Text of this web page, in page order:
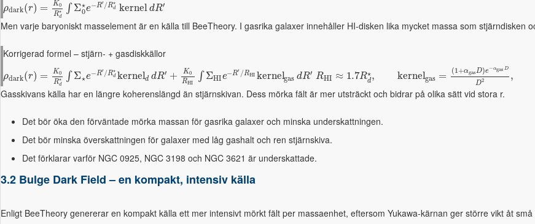
ρdark(r) = K0
R⋆
d
∫ Σ⋆
0e−R′ /R⋆
d kerneldR′
Men varje baryoniskt masselement är en källa till BeeTheory. I gasrika galaxer innehåller HI-disken lika mycket massa som stjärndisken
Korrigerad formel – stjärn- + gasdiskkällor
ρdark(r) = K0
R⋆
d
∫ Σ⋆e−R′ /R⋆
d kerneld dR′ + K0
RHI ∫ ΣHIe−R′ /RHI kernelgas dR′ RHI ≈ 1.7R⋆
d, kernelgas = (1+αgasD)e −αgas D
D2 ,
Gasskivans källa har en längre koherenslängd än stjärnskivan. Dess mörka fält är mer utsträckt och bidrar på olika sätt vid stora r.
Det bör öka den förväntade mörka massan för gasrika galaxer och minska underskattningen.
Det bör minska överskattningen för galaxer med låg gashalt och ren stjärnskiva.
Det förklarar varför NGC 0925, NGC 3198 och NGC 3621 är underskattade.
3.2 Bulge Dark Field – en kompakt, intensiv källa
Enligt BeeTheory genererar en kompakt källa ett mer intensivt mörkt fält per massaenhet, eftersom Yukawa-kärnan ger större vikt åt